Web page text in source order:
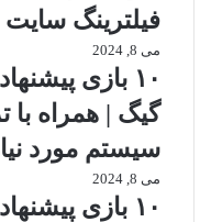
فیلترینگ سایت
می 8, 2024
گیگ | همراه با
سیستم مورد
می 8, 2024